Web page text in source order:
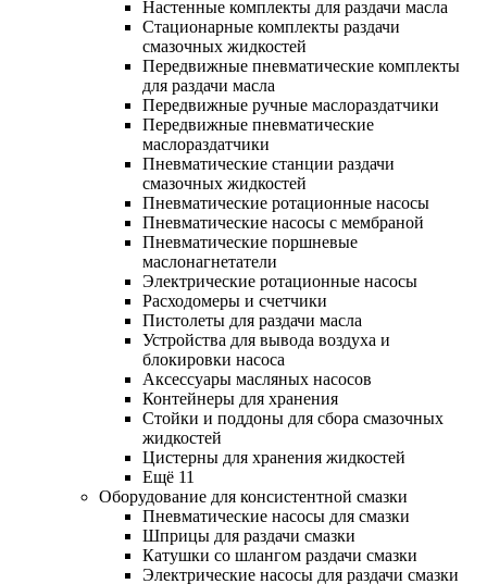
Настенные комплекты для раздачи масла
Стационарные комплекты раздачи
смазочных жидкостей
Передвижные пневматические комплекты
для раздачи масла
Передвижные ручные маслораздатчики
Передвижные пневматические
маслораздатчики
Пневматические станции раздачи
смазочных жидкостей
Пневматические ротационные насосы
Пневматические насосы с мембраной
Пневматические поршневые
маслонагнетатели
Электрические ротационные насосы
Расходомеры и счетчики
Пистолеты для раздачи масла
Устройства для вывода воздуха и
блокировки насоса
Аксессуары масляных насосов
Контейнеры для хранения
Стойки и поддоны для сбора смазочных
жидкостей
Цистерны для хранения жидкостей
Ещё 11
Оборудование для консистентной смазки
Пневматические насосы для смазки
Шприцы для раздачи смазки
Катушки со шлангом раздачи смазки
Электрические насосы для раздачи смазки